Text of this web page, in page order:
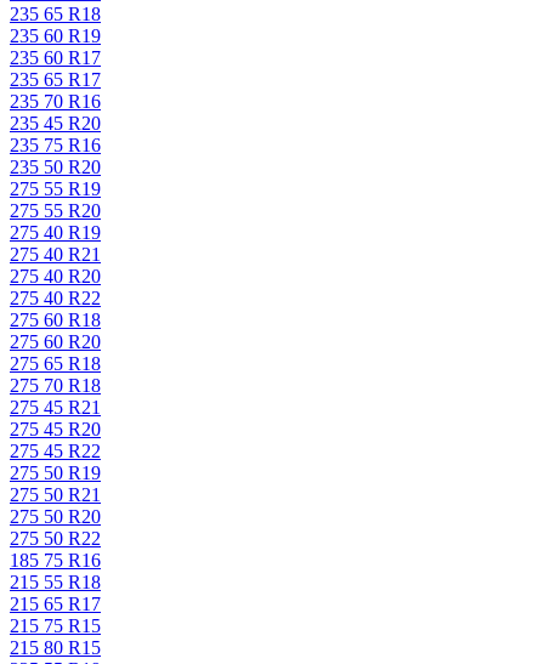
235 65 R18
235 60 R19
235 60 R17
235 65 R17
235 70 R16
235 45 R20
235 75 R16
235 50 R20
275 55 R19
275 55 R20
275 40 R19
275 40 R21
275 40 R20
275 40 R22
275 60 R18
275 60 R20
275 65 R18
275 70 R18
275 45 R21
275 45 R20
275 45 R22
275 50 R19
275 50 R21
275 50 R20
275 50 R22
185 75 R16
215 55 R18
215 65 R17
215 75 R15
215 80 R15